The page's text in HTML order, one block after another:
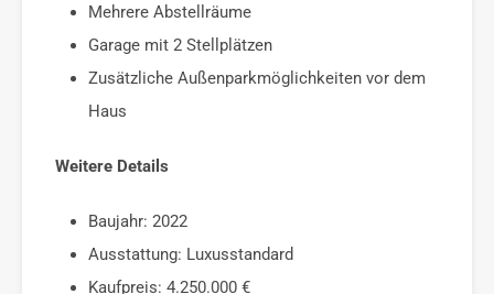
Mehrere Abstellräume
Garage mit 2 Stellplätzen
Zusätzliche Außenparkmöglichkeiten vor dem
Haus
Weitere Details
Baujahr: 2022
Ausstattung: Luxusstandard
Kaufpreis: 4.250.000 €